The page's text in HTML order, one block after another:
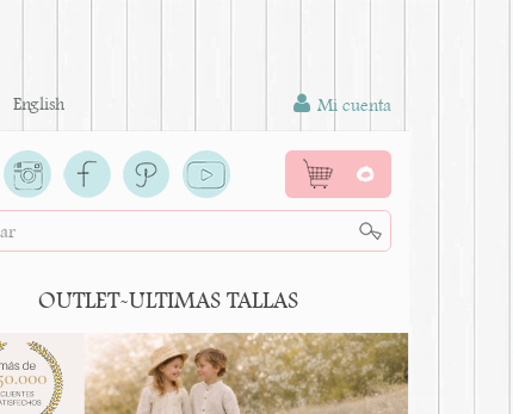
English Mi cuenta
0
OUTLET-ULTIMAS TALLAS